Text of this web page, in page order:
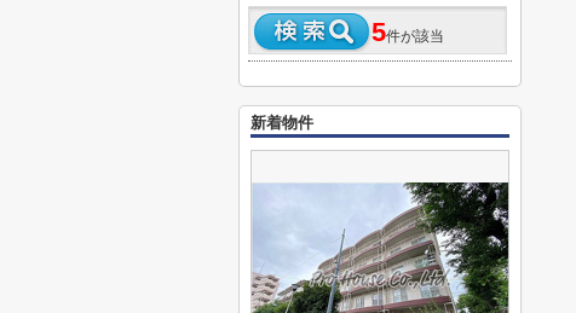
5件が該当
新着物件